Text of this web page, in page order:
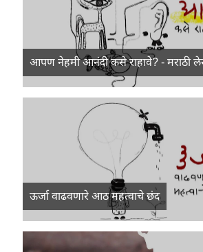
आपण नेहमी आनंदी कसे राहावे? - मराठी
ऊर्जा वाढवणारे आठ महत्वाचे छंद